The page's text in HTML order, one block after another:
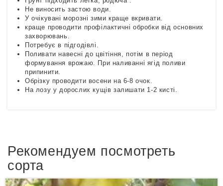
Не виносить застою води.
У очікувані морозні зими краще вкривати.
краще проводити профілактичні обробки від основних
захворювань.
Потребує в підгодівлі.
Поливати навесні до цвітіння, потім в період
формування врожаю. При наливанні ягід поливи
припинити.
Обрізку проводити восени на 6-8 очок.
На лозу у дорослих кущів залишати 1-2 кисті.
Рекомендуем посмотреть
сорта